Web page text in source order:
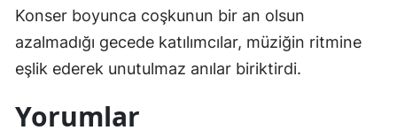
Konser boyunca coşkunun bir an olsun
azalmadığı gecede katılımcılar, müziğin ritmine
eşlik ederek unutulmaz anılar biriktirdi.
Yorumlar